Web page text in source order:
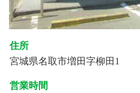
住所
宮城県名取市増田字柳田1
営業時間